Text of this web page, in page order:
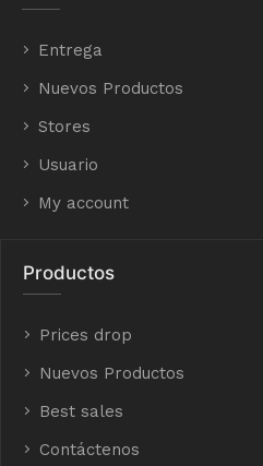
Entrega
Nuevos Productos
Stores
Usuario
My account
Productos
Prices drop
Nuevos Productos
Best sales
Contáctenos